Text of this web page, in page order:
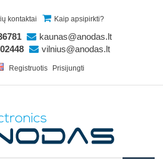
kontaktai Kaip apsipirkti?
kaunas@anodas.lt
vilnius@anodas.lt
Registruotis Prisijungti